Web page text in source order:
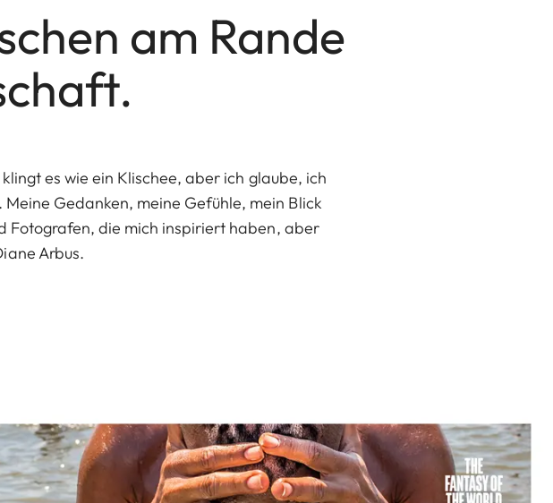
am Rande
es wie ein Klischee, aber ich glaube, ich
Gedanken, meine Gefühle, mein Blick
Fotografen, die mich inspiriert haben, aber
Arbus.